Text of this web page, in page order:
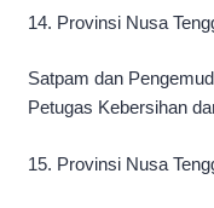
14. Provinsi Nusa
Satpam dan
Petugas Kebersihan
15. Provinsi Nusa